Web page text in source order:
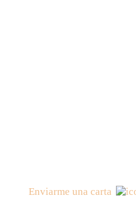
Enviarme una carta